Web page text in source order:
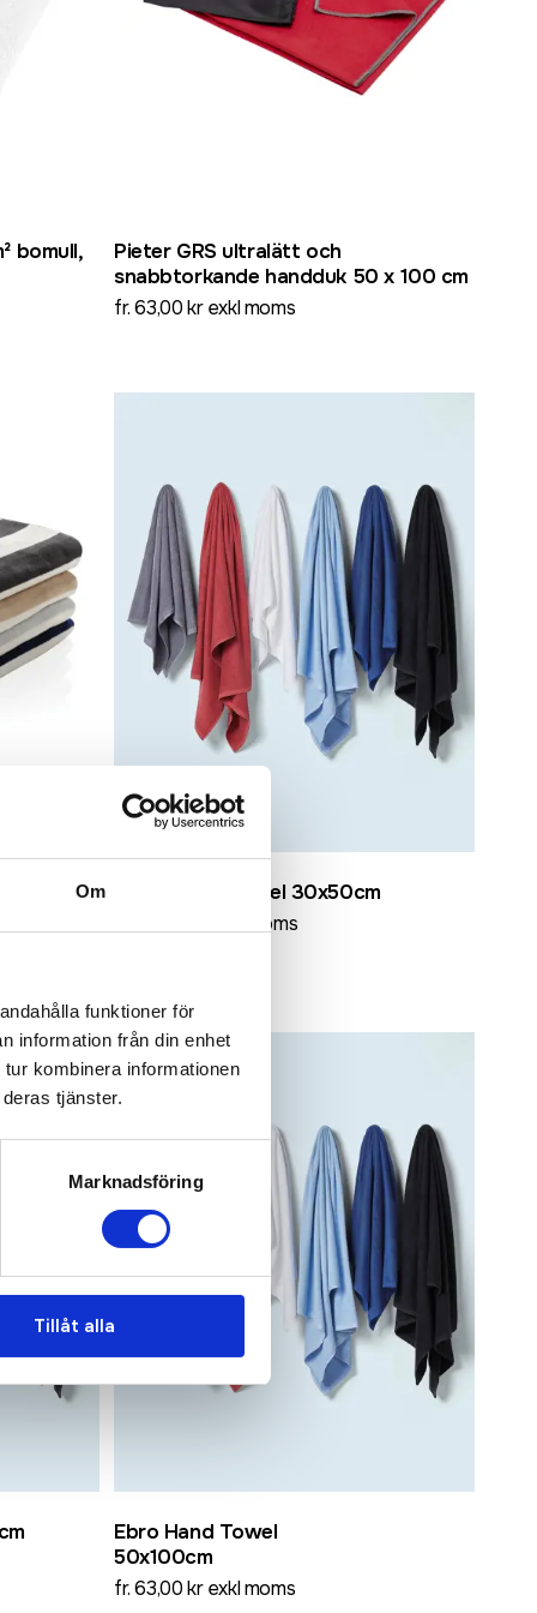
Om
funktioner för
information från din enhet
kombinera informationen
tjänster.
Marknadsföring
Tillåt alla
bomull,
Pieter GRS ultralätt och
snabbtorkande handduk 50 x 100 cm
fr. 63,00 kr exkl moms
Ebro Guest Towel 30x50cm
fr. 29,20 kr exkl moms
Ebro Hand Towel
50x100cm
fr. 63,00 kr exkl moms